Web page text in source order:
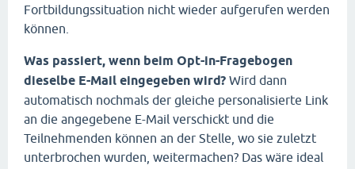
Fortbildungssituation nicht wieder aufgerufen werden
können.
Was passiert, wenn beim Opt-in-Fragebogen
dieselbe E-Mail eingegeben wird? Wird dann
automatisch nochmals der gleiche personalisierte Link
an die angegebene E-Mail verschickt und die
Teilnehmenden können an der Stelle, wo sie zuletzt
unterbrochen wurden, weitermachen? Das wäre ideal